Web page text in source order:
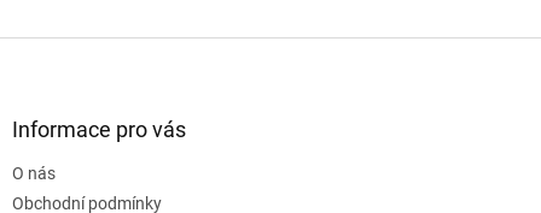
Informace pro vás
O nás
Obchodní podmínky